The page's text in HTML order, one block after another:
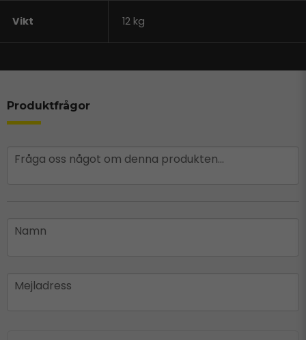
Vikt 12 kg
Produktfrågor
question
Fråga oss något om denna produkten...
name
Namn
email
Mejladress